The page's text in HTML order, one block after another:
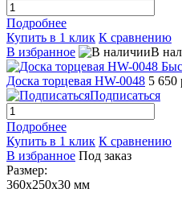
Подробнее
Купить в 1 клик К сравнению
В избранное
В
Доска торцевая HW-0048 5 650
Подписаться
Подробнее
Купить в 1 клик К сравнению
В избранное Под заказ
Размер:
360х250х30 мм